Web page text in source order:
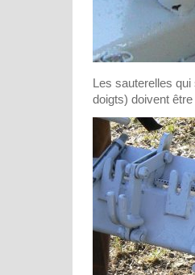
Les sauterelles
doigts) doivent